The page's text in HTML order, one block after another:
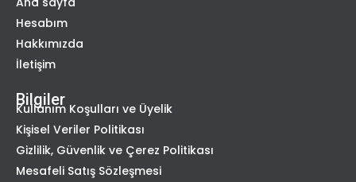
Hesabım
Hakkımızda
İletişim
Bilgiler
Kullanım Koşulları ve Üyelik
Kişisel Veriler Politikası
Gizlilik, Güvenlik ve Çerez Politikası
Mesafeli Satış Sözleşmesi